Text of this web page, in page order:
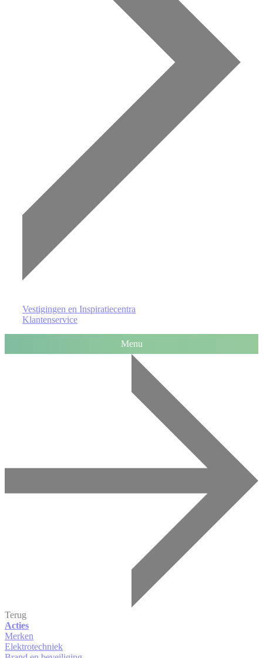
Vestigingen en Inspiratiecentra
Klantenservice
Menu
Terug
Acties
Merken
Elektrotechniek